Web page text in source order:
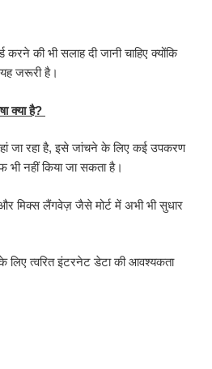
की भी सलाह दी जानी चाहिए क्योंकि
जरूरी है।
क्या है?
जा रहा है, इसे जांचने के लिए कई उपकरण
नहीं किया जा सकता है।
मिक्स लैंगवेज़ जैसे मोर्ट में अभी भी सुधार
त्वरित इंटरनेट डेटा की आवश्यकता